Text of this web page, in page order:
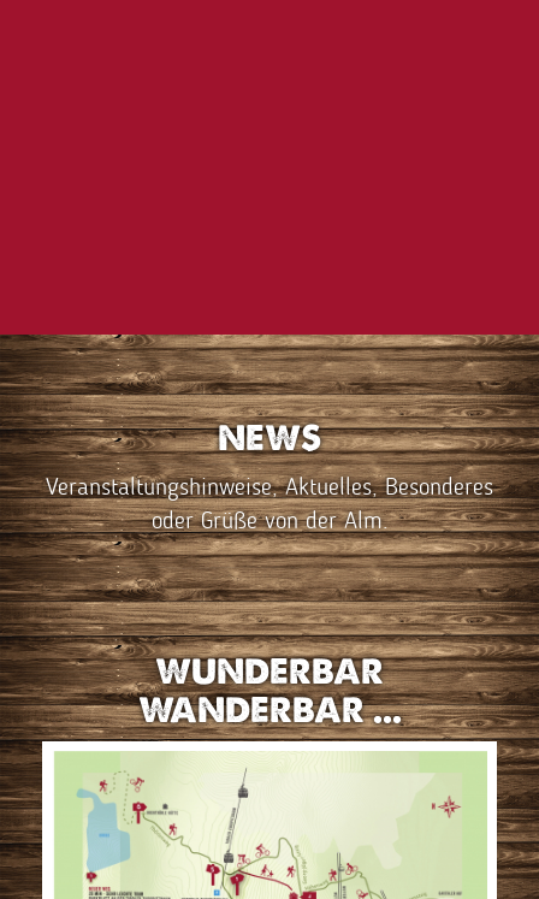
NEWS
Veranstaltungshinweise, Aktuelles, Besonderes
oder Grüße von der Alm.
WUNDERBAR
WANDERBAR ...